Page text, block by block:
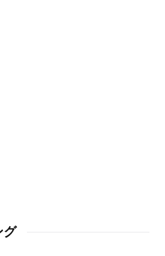
グ